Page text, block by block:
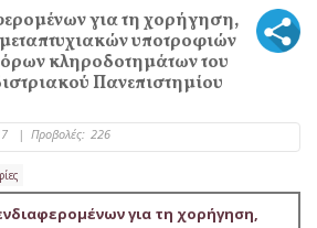
για τη χορήγηση,
υποτροφιών
κληροδοτημάτων του
Πανεπιστημίου
| Προβολές: 226
για τη χορήγηση,